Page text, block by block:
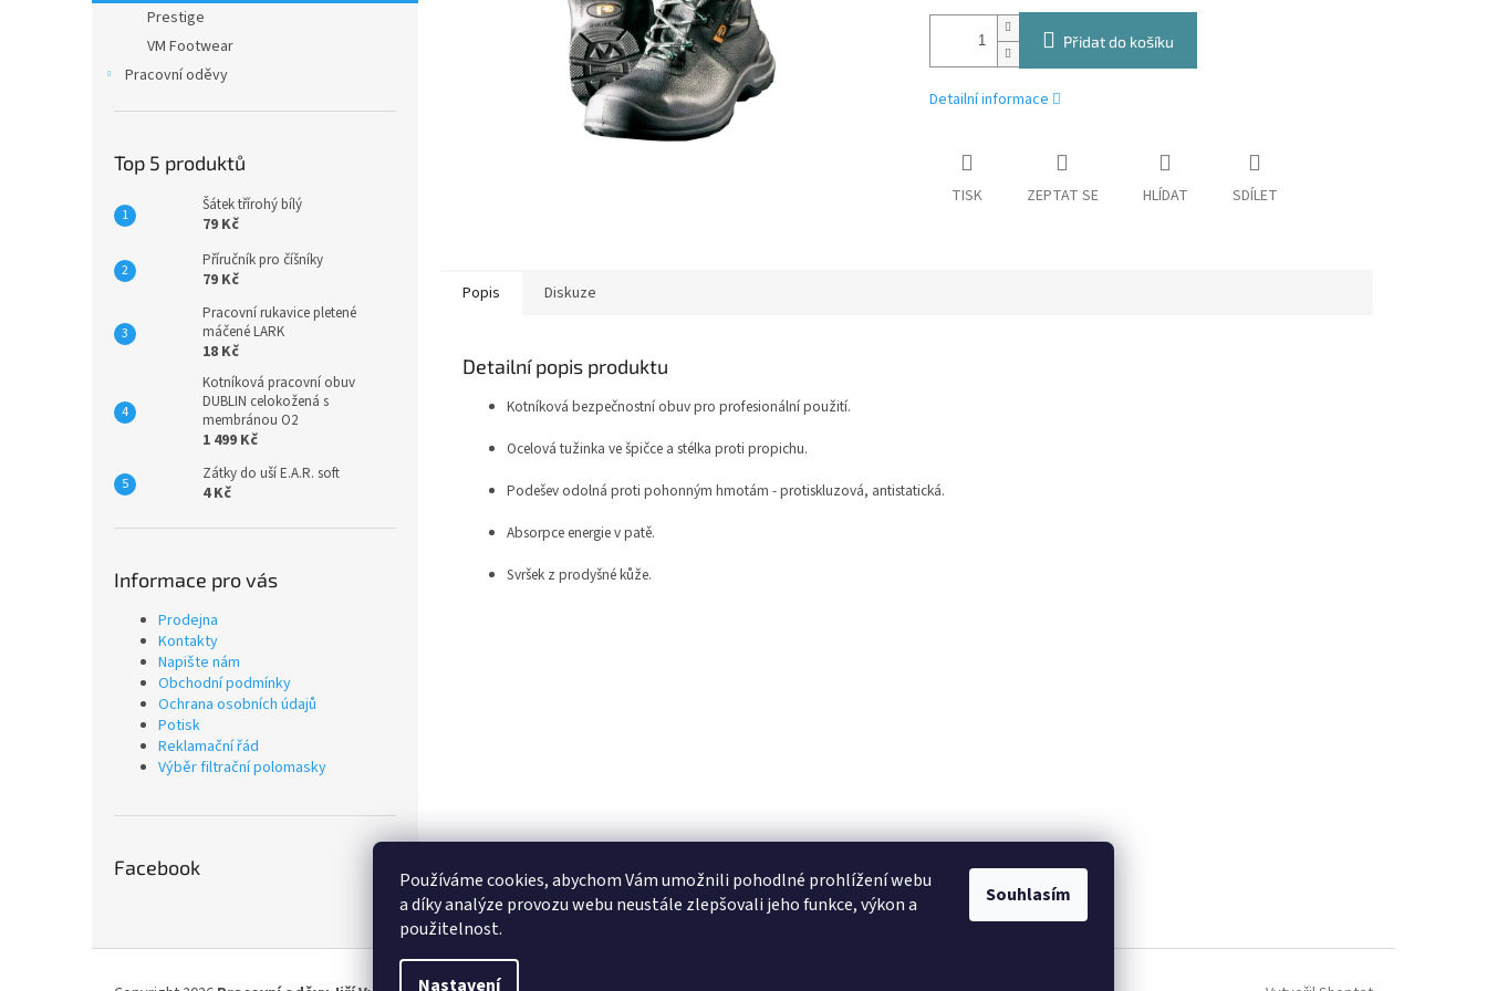
Používáme cookies, abychom Vám umožnili pohodlné prohlížení webu
a díky analýze provozu webu neustále zlepšovali jeho funkce, výkon a
použitelnost.
Nastavení
Souhlasím
n
Prestige
VM Footwear
Pracovní oděvy
Top 5 produktů
Šátek třírohý bílý
79 Kč
Příručník pro číšníky
79 Kč
Pracovní rukavice pletené
máčené LARK
18 Kč
Kotníková pracovní obuv
DUBLIN celokožená s
membránou O2
1 499 Kč
Zátky do uší E.A.R. soft
4 Kč
Informace pro vás
Prodejna
Kontakty
Napište nám
Obchodní podmínky
Ochrana osobních údajů
Potisk
Reklamační řád
Výběr filtrační polomasky
Facebook
Přidat do košíku
Detailní informace
TISK ZEPTAT SE HLÍDAT SDÍLET
Popis Diskuze
Detailní popis produktu
Kotníková bezpečnostní obuv pro profesionální použití.
Ocelová tužinka ve špičce a stélka proti propichu.
Podešev odolná proti pohonným hmotám - protiskluzová, antistatická.
Absorpce energie v patě.
Svršek z prodyšné kůže.